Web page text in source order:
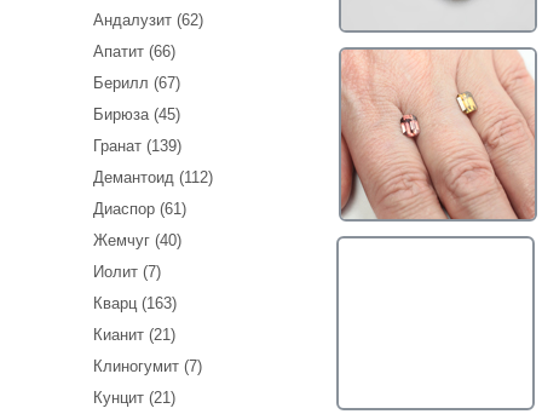
Андалузит (62)
Апатит (66)
Берилл (67)
Бирюза (45)
Гранат (139)
Демантоид (112)
Диаспор (61)
Жемчуг (40)
Иолит (7)
Кварц (163)
Кианит (21)
Клиногумит (7)
Кунцит (21)